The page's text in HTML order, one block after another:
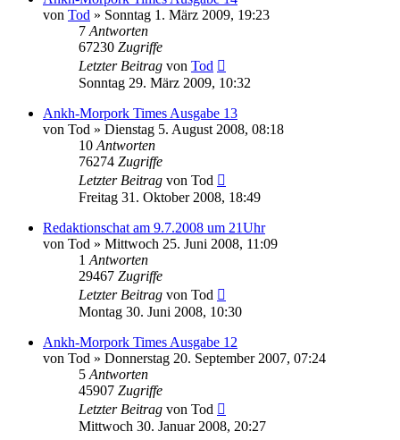
von Tod » Sonntag 1. März 2009, 19:23
7 Antworten
67230 Zugriffe
Letzter Beitrag von Tod
Sonntag 29. März 2009, 10:32
Ankh-Morpork Times Ausgabe 13
von Tod » Dienstag 5. August 2008, 08:18
10 Antworten
76274 Zugriffe
Letzter Beitrag von Tod
Freitag 31. Oktober 2008, 18:49
Redaktionschat am 9.7.2008 um 21Uhr
von Tod » Mittwoch 25. Juni 2008, 11:09
1 Antworten
29467 Zugriffe
Letzter Beitrag von Tod
Montag 30. Juni 2008, 10:30
Ankh-Morpork Times Ausgabe 12
von Tod » Donnerstag 20. September 2007, 07:24
5 Antworten
45907 Zugriffe
Letzter Beitrag von Tod
Mittwoch 30. Januar 2008, 20:27